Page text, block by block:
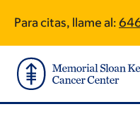
main
content
footer
Para citas, llame al: